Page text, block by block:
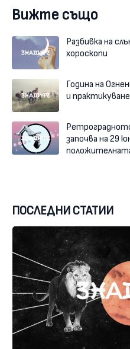
Вижте също
Разбивка на
хороскопи
Година на
и
започва на 29
ПОСЛЕДНИ СТАТИИ